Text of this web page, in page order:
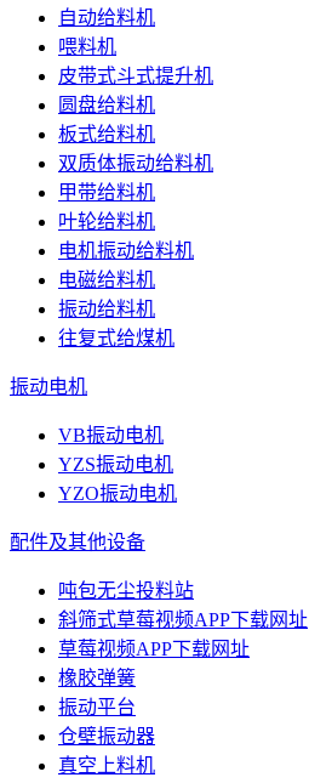
自动给料机
喂料机
皮带式斗式提升机
圆盘给料机
板式给料机
双质体振动给料机
甲带给料机
叶轮给料机
电机振动给料机
电磁给料机
振动给料机
往复式给煤机
振动电机
VB振动电机
YZS振动电机
YZO振动电机
配件及其他设备
吨包无尘投料站
斜筛式草莓视频APP下载网址
草莓视频APP下载网址
橡胶弹簧
振动平台
仓壁振动器
真空上料机